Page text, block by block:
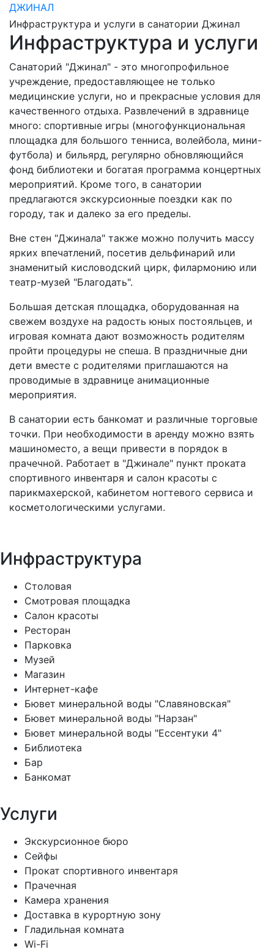
ДЖИНАЛ
Инфраструктура и услуги в санатории Джинал
Инфраструктура и услуги
Санаторий "Джинал" - это многопрофильное
учреждение, предоставляющее не только
медицинские услуги, но и прекрасные условия для
качественного отдыха. Развлечений в здравнице
много: спортивные игры (многофункциональная
площадка для большого тенниса, волейбола, мини-
футбола) и бильярд, регулярно обновляющийся
фонд библиотеки и богатая программа концертных
мероприятий. Кроме того, в санатории
предлагаются экскурсионные поездки как по
городу, так и далеко за его пределы.
Вне стен "Джинала" также можно получить массу
ярких впечатлений, посетив дельфинарий или
знаменитый кисловодский цирк, филармонию или
театр-музей "Благодать".
Большая детская площадка, оборудованная на
свежем воздухе на радость юных постояльцев, и
игровая комната дают возможность родителям
пройти процедуры не спеша. В праздничные дни
дети вместе с родителями приглашаются на
проводимые в здравнице анимационные
мероприятия.
В санатории есть банкомат и различные торговые
точки. При необходимости в аренду можно взять
машиноместо, а вещи привести в порядок в
прачечной. Работает в "Джинале" пункт проката
спортивного инвентаря и салон красоты с
парикмахерской, кабинетом ногтевого сервиса и
косметологическими услугами.
Инфраструктура
Столовая
Смотровая площадка
Салон красоты
Ресторан
Парковка
Музей
Магазин
Интернет-кафе
Бювет минеральной воды "Славяновская"
Бювет минеральной воды "Нарзан"
Бювет минеральной воды "Ессентуки 4"
Библиотека
Бар
Банкомат
Услуги
Экскурсионное бюро
Сейфы
Прокат спортивного инвентаря
Прачечная
Камера хранения
Доставка в курортную зону
Гладильная комната
Wi-Fi